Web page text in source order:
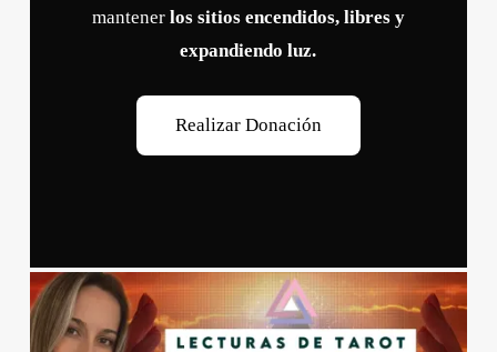
mantener los sitios encendidos, libres y
expandiendo luz.
Realizar Donación